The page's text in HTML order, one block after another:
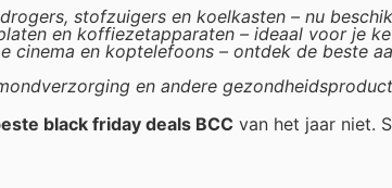
stofzuigers en koelkasten – nu
en koffiezetapparaten – ideaal voor je
cinema en koptelefoons – ontdek de beste
en andere
black friday deals BCC van het jaar niet.